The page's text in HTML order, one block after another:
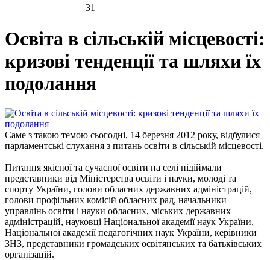
31
Освіта в сільській місцевості:
кризові тенденції та шляхи їх
подолання
Саме з такою темою сьогодні, 14 березня 2012 року, відбулися
парламентські слухання з питань освіти в сільській місцевості.
Питання якісної та сучасної освіти на селі підіймали
представники від Міністерства освіти і науки, молоді та
спорту України, голови обласних державних адміністрацій,
голови профільних комісій обласних рад, начальники
управлінь освіти і науки обласних, міських державних
адміністрацій, науковці Національної академії наук України,
Національної академії педагогічних наук України, керівники
ЗНЗ, представники громадських освітянських та батьківських
організацій.